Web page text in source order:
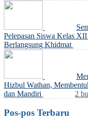
Pelepasan Siswa Kelas
Berlangsung Khidmat
Hizbul Wathan,
dan Mandiri
2
Pos-pos Terbaru